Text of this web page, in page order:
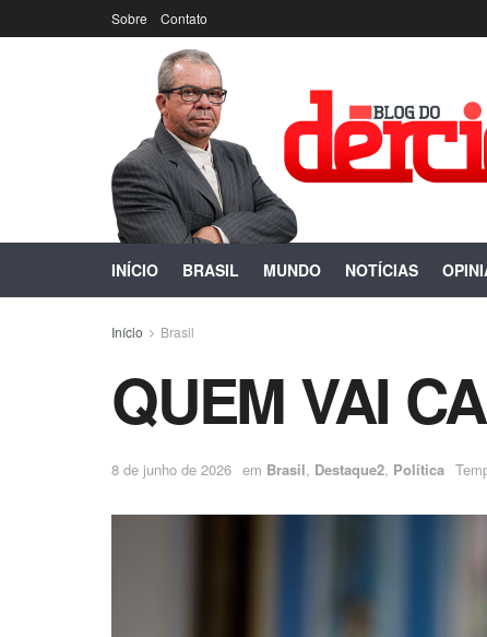
Sobre Contato
INÍCIO BRASIL MUNDO NOTÍCIAS
Início Brasil
QUEM VAI
8 de junho de 2026 em Brasil, Destaque2, Política